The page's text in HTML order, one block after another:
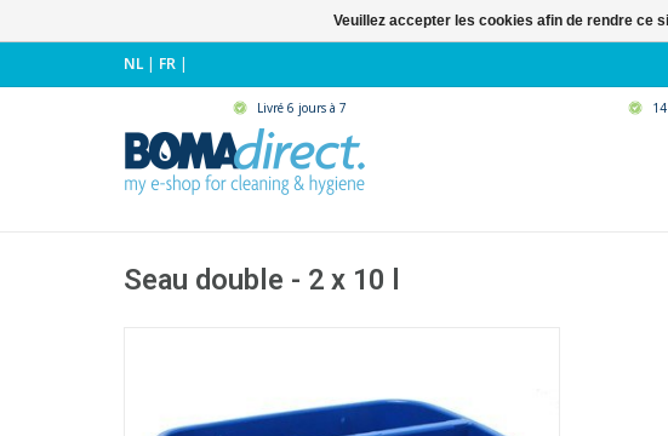
NL| FR |
Livré 6 jours à 7
Seau double - 2 x 10 l
Veuillez accepter les cookies afin de rendre ce